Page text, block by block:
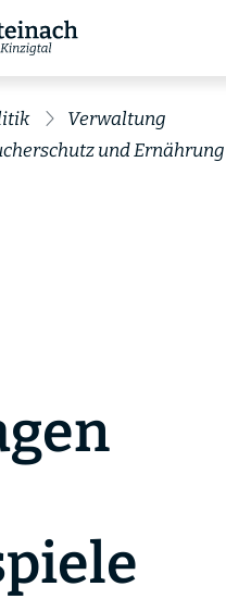
Verwaltung
und Ernährung